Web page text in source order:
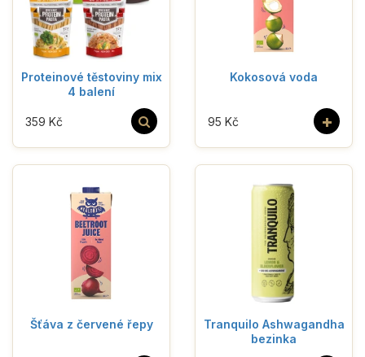
Proteinové těstoviny mix
4 balení
359 Kč
Kokosová voda
+
95 Kč
Šťáva z červené řepy
Tranquilo Ashwagandha
bezinka